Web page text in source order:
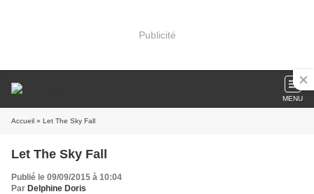
Publicité
MENU
Accueil » Let The Sky Fall
Let The Sky Fall
Publié le 09/09/2015 à 10:04
Par Delphine Doris